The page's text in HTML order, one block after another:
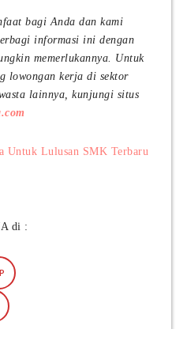
bagi Anda dan kami
informasi ini dengan
memerlukannya. Untuk
lowongan kerja di sektor
lainnya, kunjungi situs
Untuk Lulusan SMK Terbaru
di :